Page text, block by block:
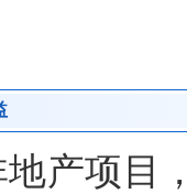
产项目